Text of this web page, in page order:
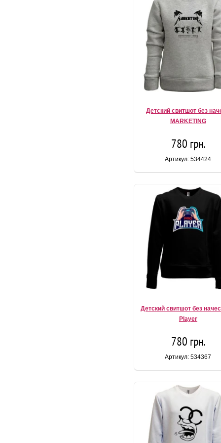
Детский свитшот без
MARKETING
780 грн.
Артикул: 534424
Детский свитшот без
Player
780 грн.
Артикул: 534367